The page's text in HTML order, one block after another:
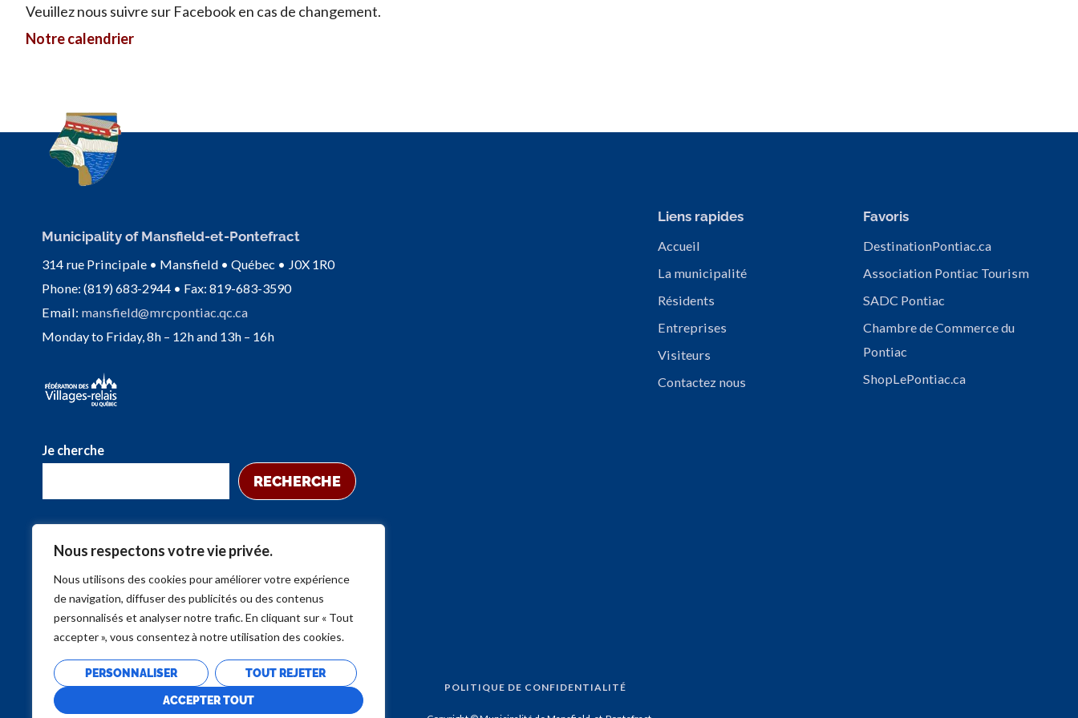
Nous respectons votre vie privée.
Nous utilisons des cookies pour améliorer votre expérience
de navigation, diffuser des publicités ou des contenus
personnalisés et analyser notre trafic. En cliquant sur « Tout
accepter », vous consentez à notre utilisation des cookies.
PERSONNALISER TOUT REJETER
ACCEPTER TOUT
Veuillez nous suivre sur Facebook en cas de changement.
Notre calendrier
Municipality of Mansfield-et-Pontefract
314 rue Principale • Mansfield • Québec • J0X 1R0
Phone: (819) 683-2944 • Fax: 819-683-3590
Email: mansfield@mrcpontiac.qc.ca
Monday to Friday, 8h – 12h and 13h – 16h
Je cherche
RECHERCHE
Liens rapides
Accueil
La municipalité
Résidents
Entreprises
Visiteurs
Contactez nous
Favoris
DestinationPontiac.ca
Association Pontiac Tourism
SADC Pontiac
Chambre de Commerce du
Pontiac
ShopLePontiac.ca
POLITIQUE DE CONFIDENTIALITÉ